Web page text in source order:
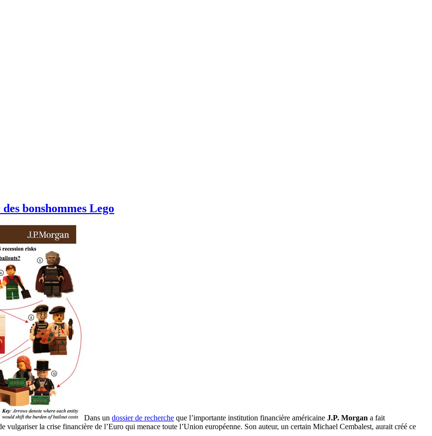
bonshommes Lego
Dans un dossier de recherche que l’importante institution financière américaine J.P. Morgan a fait
vulgariser la crise financière de l’Euro qui menace toute l’Union européenne. Son auteur, un certain Michael Cembalest, aurait créé ce